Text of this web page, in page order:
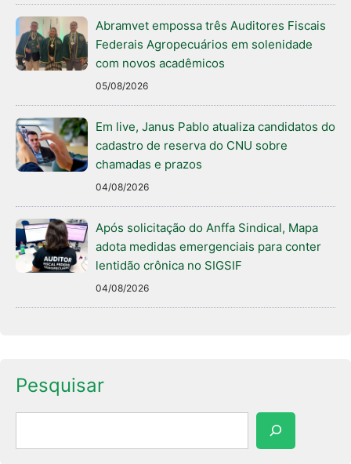
Abramvet empossa três Auditores Fiscais
Federais Agropecuários em solenidade
com novos acadêmicos
05/08/2026
Em live, Janus Pablo atualiza candidatos do
cadastro de reserva do CNU sobre
chamadas e prazos
04/08/2026
Após solicitação do Anffa Sindical, Mapa
adota medidas emergenciais para conter
lentidão crônica no SIGSIF
04/08/2026
Pesquisar